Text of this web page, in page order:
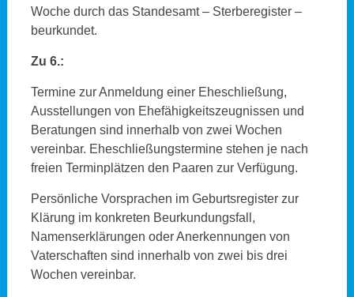
Woche durch das Standesamt – Sterberegister –
beurkundet.
Zu 6.:
Termine zur Anmeldung einer Eheschließung,
Ausstellungen von Ehefähigkeitszeugnissen und
Beratungen sind innerhalb von zwei Wochen
vereinbar. Eheschließungstermine stehen je nach
freien Terminplätzen den Paaren zur Verfügung.
Persönliche Vorsprachen im Geburtsregister zur
Klärung im konkreten Beurkundungsfall,
Namenserklärungen oder Anerkennungen von
Vaterschaften sind innerhalb von zwei bis drei
Wochen vereinbar.